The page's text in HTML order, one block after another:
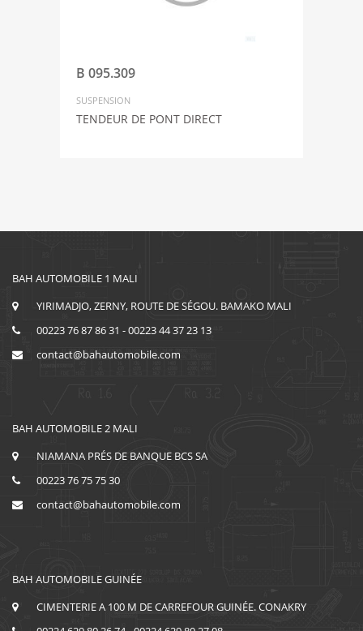
B 095.309
SUSPENSION
TENDEUR DE PONT DIRECT
BAH AUTOMOBILE 1 MALI
YIRIMADJO, ZERNY, ROUTE DE SÉGOU. BAMAKO MALI
00223 76 87 86 31 - 00223 44 37 23 13
contact@bahautomobile.com
BAH AUTOMOBILE 2 MALI
NIAMANA PRÉS DE BANQUE BCS SA
00223 76 75 75 30
contact@bahautomobile.com
BAH AUTOMOBILE GUINÉE
CIMENTERIE A 100 M DE CARREFOUR GUINÉE. CONAKRY